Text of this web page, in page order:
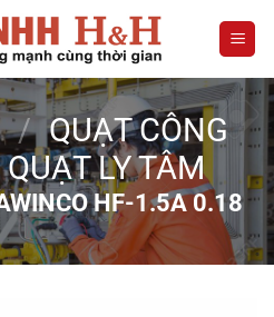
/ QUẠT CÔNG
QUẠT LY TÂM
HF-1.5A 0.18